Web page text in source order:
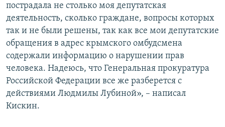
пострадала не столько моя депутатская
деятельность, сколько граждане, вопросы которых
так и не были решены, так как все мои депутатские
обращения в адрес крымского омбудсмена
содержали информацию о нарушении прав
человека. Надеюсь, что Генеральная прокуратура
Российской Федерации все же разберется с
действиями Людмилы Лубиной», – написал
Кискин.